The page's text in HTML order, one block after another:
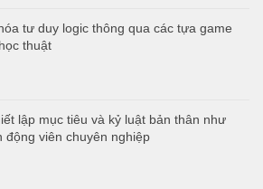
tư duy logic thông qua các tựa game
thuật
lập mục tiêu và kỷ luật bản thân như
động viên chuyên nghiệp